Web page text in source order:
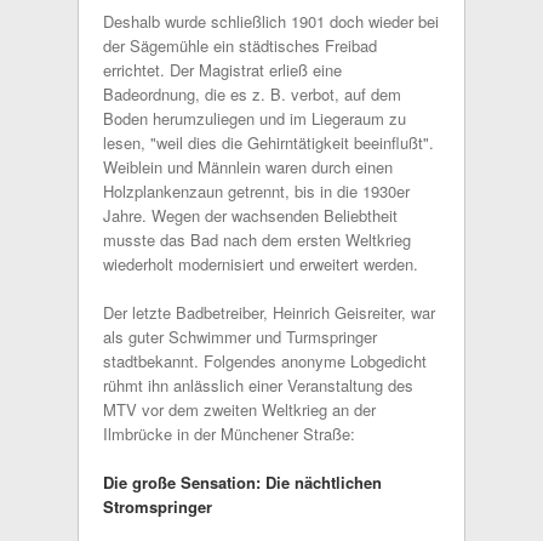
Deshalb wurde schließlich 1901 doch wieder bei
der Sägemühle ein städtisches Freibad
errichtet. Der Magistrat erließ eine
Badeordnung, die es z. B. verbot, auf dem
Boden herumzuliegen und im Liegeraum zu
lesen, "weil dies die Gehirntätigkeit beeinflußt".
Weiblein und Männlein waren durch einen
Holzplankenzaun getrennt, bis in die 1930er
Jahre. Wegen der wachsenden Beliebtheit
musste das Bad nach dem ersten Weltkrieg
wiederholt modernisiert und erweitert werden.
Der letzte Badbetreiber, Heinrich Geisreiter, war
als guter Schwimmer und Turmspringer
stadtbekannt. Folgendes anonyme Lobgedicht
rühmt ihn anlässlich einer Veranstaltung des
MTV vor dem zweiten Weltkrieg an der
Ilmbrücke in der Münchener Straße:
Die große Sensation: Die nächtlichen
Stromspringer